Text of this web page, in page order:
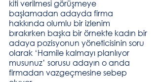
kiti verilmesi görüşmeye
başlamadan adayda firma
hakkında olumlu bir izlenim
bırakırken başka bir örnekte kadın bir
adaya pozisyonun yöneticisinin soru
olarak ‘Hamile kalmayı planlıyor
musunuz’ sorusu adayın o anda
firmadan vazgeçmesine sebep